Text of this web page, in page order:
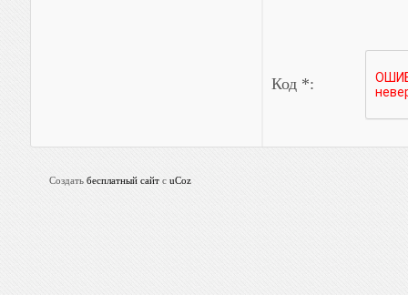
Код *:
Создать бесплатный сайт с uCoz